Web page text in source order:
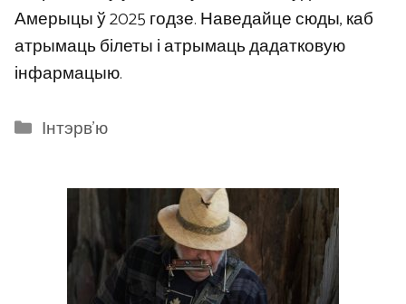
Амерыцы ў 2025 годзе. Наведайце сюды, каб
атрымаць білеты і атрымаць дадатковую
інфармацыю.
Categories
Інтэрв'ю